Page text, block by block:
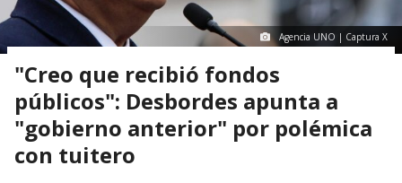
Agencia UNO | Captura X
"Creo que recibió fondos
públicos": Desbordes apunta a
"gobierno anterior" por polémica
con tuitero